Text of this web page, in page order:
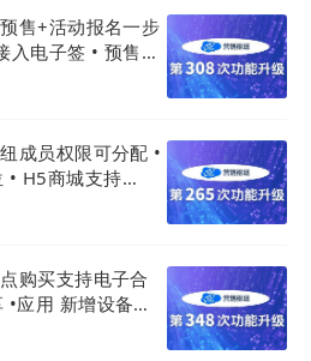
版块内容。官微名片中“官网”
极速官微或移动端小程序页面
的就是移动端小程序的页面内
且达到引流入站客户到官网沉
售+活动报名一步
电子签 • 预售兑
成员权限可分配 •
• H5商城支持
购买支持电子合
应用 新增设备租